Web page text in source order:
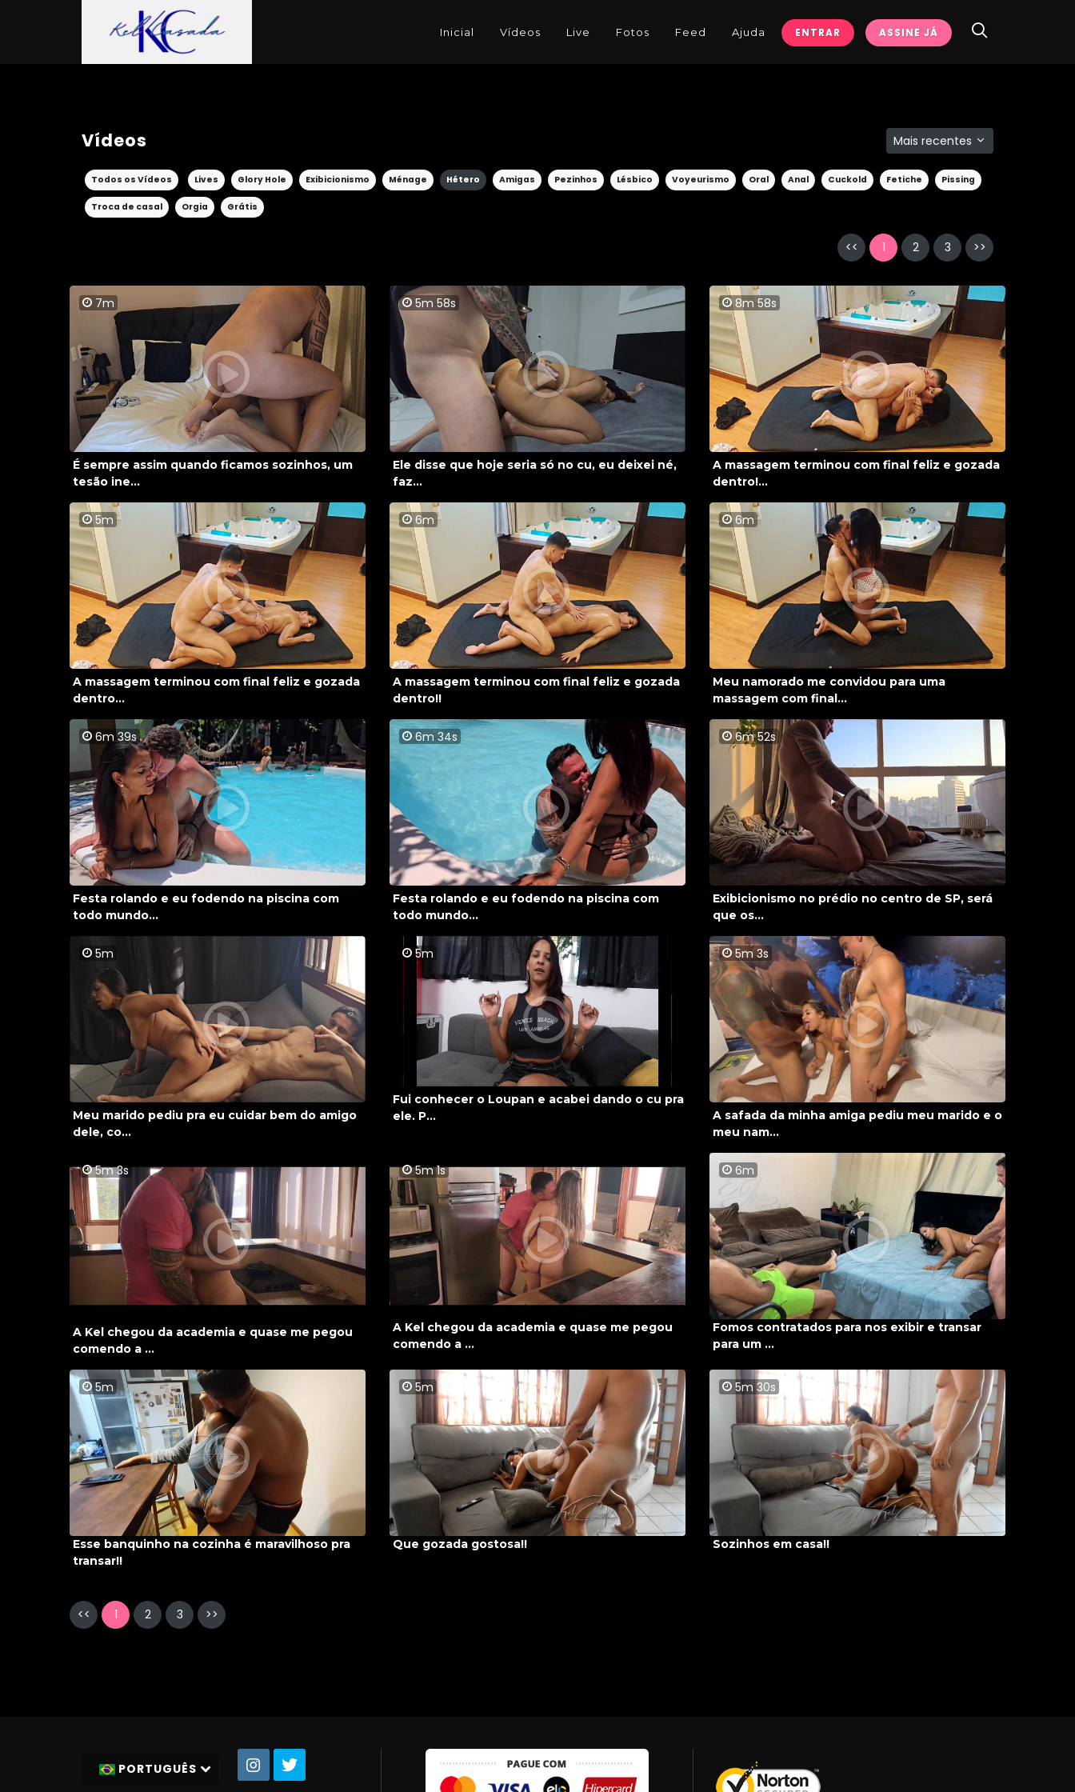
Inicial Vídeos Live Fotos Feed Ajuda ENTRAR ASSINE JÁ
Vídeos Mais recentes
Todos os Vídeos Lives Glory Hole Exibicionismo Ménage Hétero Amigas Pezinhos Lésbico Voyeurismo Oral Anal Cuckold Fetiche Pissing
Troca de casal Orgia Grátis
<< 1 2 3 >>
7m
É sempre assim quando ficamos sozinhos, um
tesão ine...
5m 58s
Ele disse que hoje seria só no cu, eu deixei né,
faz...
8m 58s
A massagem terminou com final feliz e gozada
dentro!...
5m
A massagem terminou com final feliz e gozada
dentro...
6m
A massagem terminou com final feliz e gozada
dentro!!
6m
Meu namorado me convidou para uma
massagem com final...
6m 39s
Festa rolando e eu fodendo na piscina com
todo mundo...
6m 34s
Festa rolando e eu fodendo na piscina com
todo mundo...
6m 52s
Exibicionismo no prédio no centro de SP, será
que os...
5m
Meu marido pediu pra eu cuidar bem do amigo
dele, co...
5m
Fui conhecer o Loupan e acabei dando o cu pra
ele. P...
5m 3s
A safada da minha amiga pediu meu marido e o
meu nam...
5m 3s
A Kel chegou da academia e quase me pegou
comendo a ...
5m 1s
A Kel chegou da academia e quase me pegou
comendo a ...
6m
Fomos contratados para nos exibir e transar
para um ...
5m
Esse banquinho na cozinha é maravilhoso pra
transar!!
5m
Que gozada gostosa!!
5m 30s
Sozinhos em casa!!
<< 1 2 3 >>
PORTUGUÊS